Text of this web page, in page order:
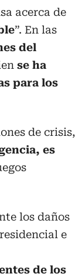
acerca de
”. En las
del
se ha
para los
de crisis,
es
los daños
e
de los